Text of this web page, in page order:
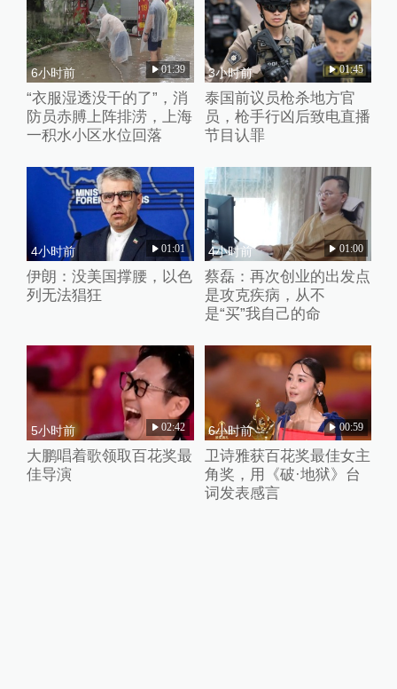
6小时前 01:39
“衣服湿透没干的了”，消
防员赤膊上阵排涝，上海
一积水小区水位回落
3小时前 01:45
泰国前议员枪杀地方官
员，枪手行凶后致电直播
节目认罪
4小时前 01:01
伊朗：没美国撑腰，以色
列无法猖狂
4小时前 01:00
蔡磊：再次创业的出发点
是攻克疾病，从不
是“买”我自己的命
5小时前 02:42
大鹏唱着歌领取百花奖最
佳导演
6小时前 00:59
卫诗雅获百花奖最佳女主
角奖，用《破·地狱》台
词发表感言